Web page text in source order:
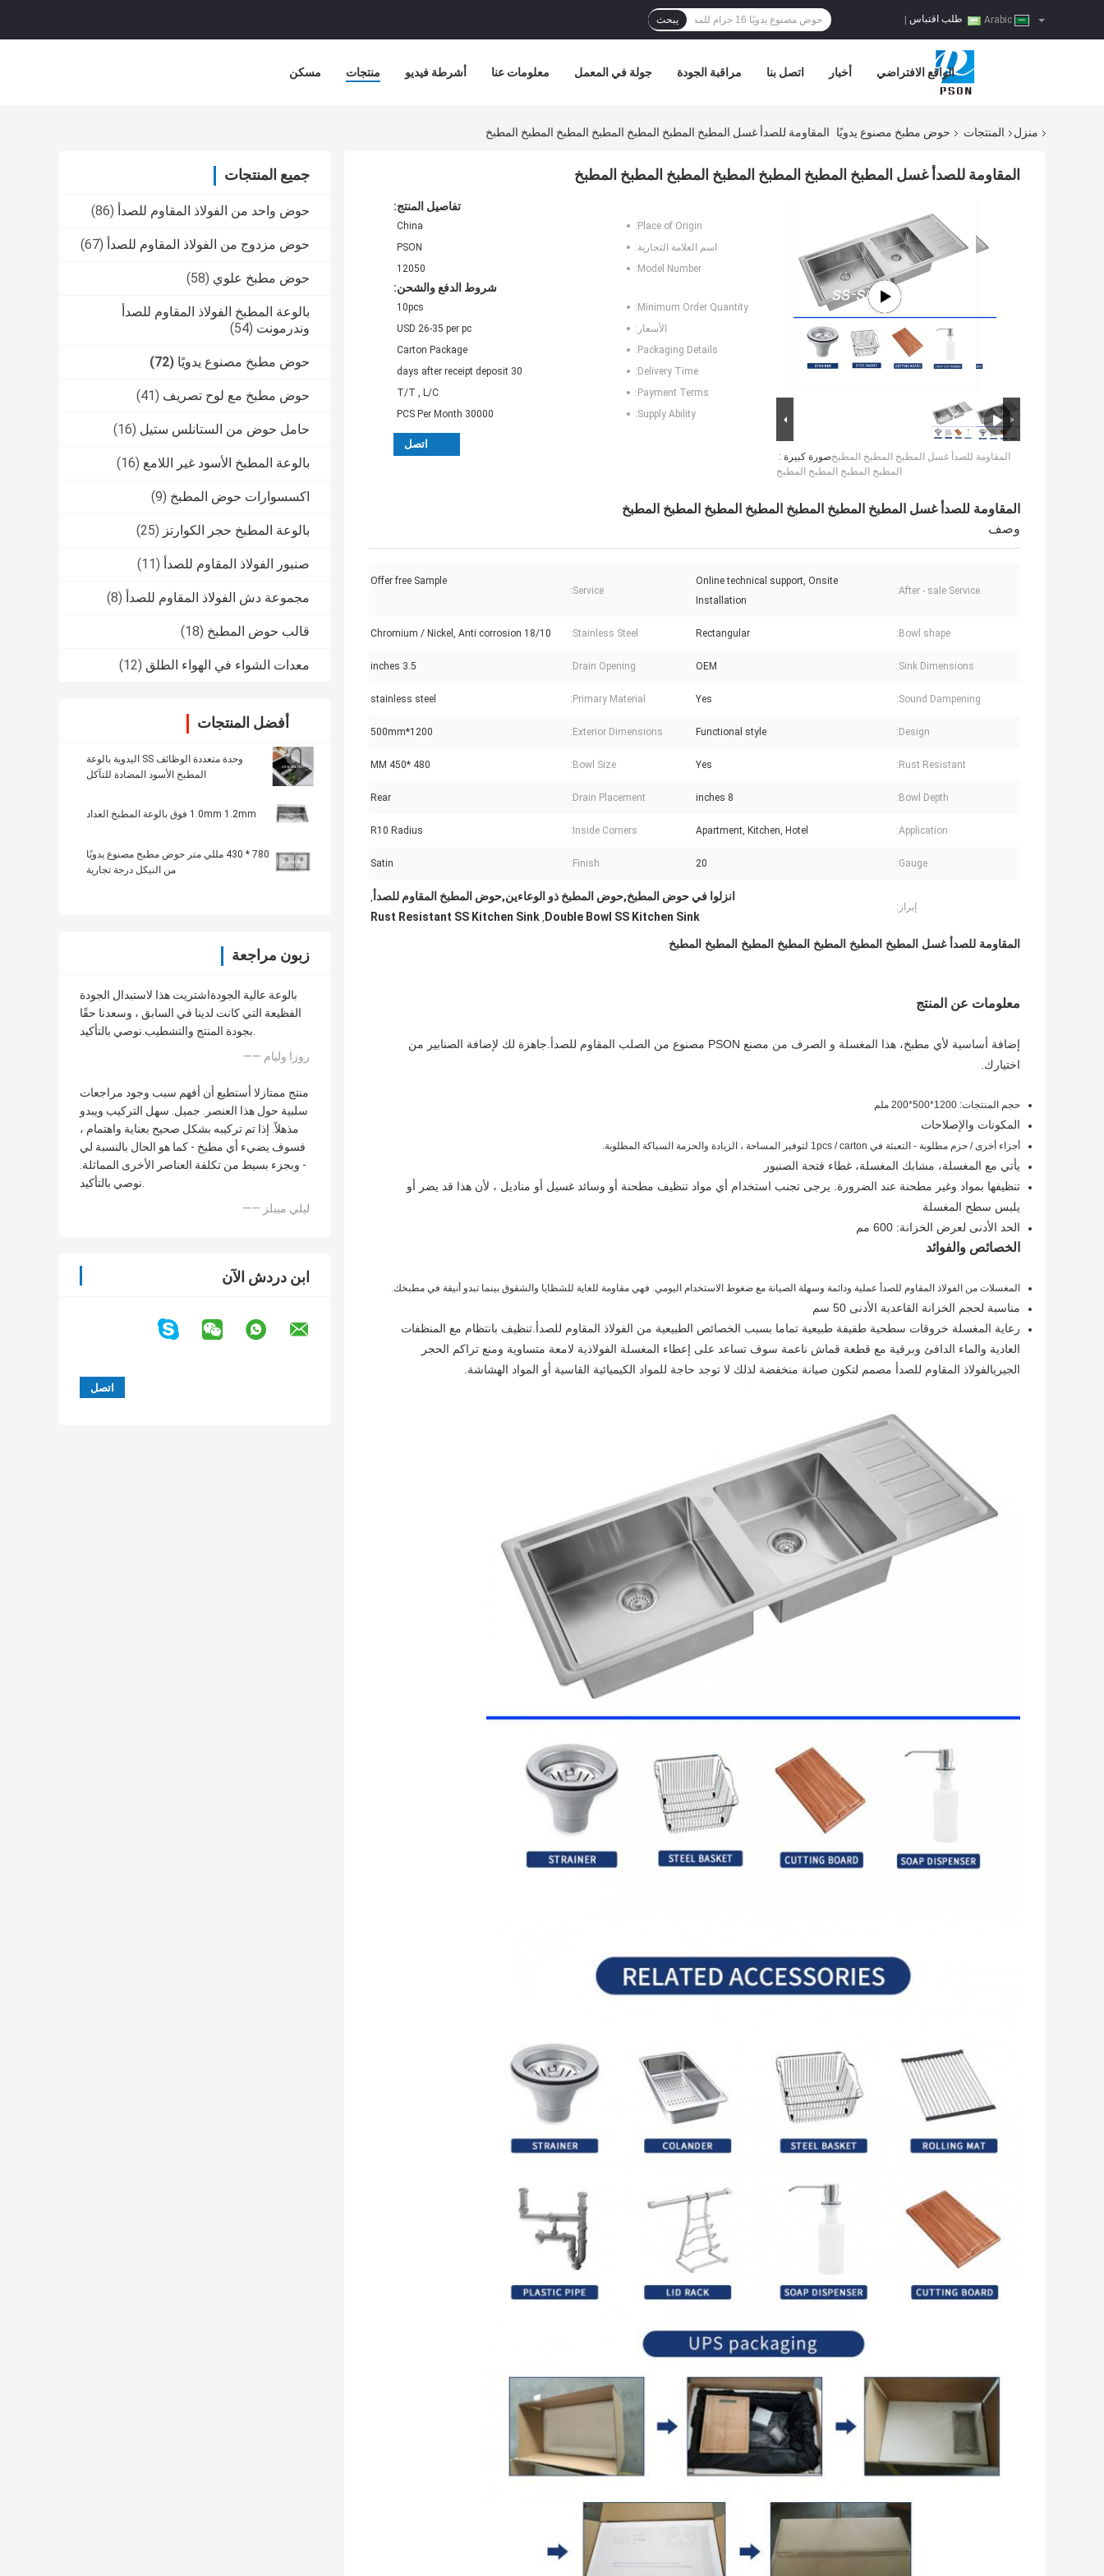
طلب اقتباس يبحث
مسكن منتجات أشرطة فيديو معلومات عنا جولة في المعمل مراقبة الجودة اتصل بنا أخبار الواقع الافتراضي
منزل المنتجات حوض مطبخ مصنوع يدويًا المقاومة للصدأ غسل المطبخ المطبخ المطبخ المطبخ المطبخ المطبخ المطبخ
جميع المنتجات
حوض واحد من الفولاذ المقاوم للصدأ (86)
حوض مزدوج من الفولاذ المقاوم للصدأ (67)
حوض مطبخ علوي (58)
بالوعة المطبخ الفولاذ المقاوم للصدأ
وندرمونت (54)
حوض مطبخ مصنوع يدويًا (72)
حوض مطبخ مع لوح تصريف (41)
حامل حوض من الستانلس ستيل (16)
بالوعة المطبخ الأسود غير اللامع (16)
اكسسوارات حوض المطبخ (9)
بالوعة المطبخ حجر الكوارتز (25)
صنبور الفولاذ المقاوم للصدأ (11)
مجموعة دش الفولاذ المقاوم للصدأ (8)
قالب حوض المطبخ (18)
معدات الشواء في الهواء الطلق (12)
أفضل المنتجات
وحدة متعددة الوظائف SS اليدوية بالوعة
المطبخ الأسود المضادة للتآكل
1.0mm 1.2mm فوق بالوعة المطبخ العداد
780 * 430 مللي متر حوض مطبخ مصنوع يدويًا
من النيكل درجة تجارية
زبون مراجعة
بالوعة عالية الجودةاشتريت هذا لاستبدال الجودة
الفظيعة التي كانت لدينا في السابق ، وسعدنا حقًا
بجودة المنتج والتشطيب.نوصي بالتأكيد.
—— روزا وليام
منتج ممتازلا أستطيع أن أفهم سبب وجود مراجعات
سلبية حول هذا العنصر. جميل. سهل التركيب ويبدو
مذهلاً. إذا تم تركيبه بشكل صحيح بعناية واهتمام ،
فسوف يضيء أي مطبخ - كما هو الحال بالنسبة لي
- وبجزء بسيط من تكلفة العناصر الأخرى المماثلة.
نوصي بالتأكيد.
—— ليلي ميبلز
ابن دردش الآن
المقاومة للصدأ غسل المطبخ المطبخ المطبخ المطبخ المطبخ المطبخ المطبخ
صورة كبيرة :المقاومة للصدأ غسل المطبخ المطبخ المطبخ
المطبخ المطبخ المطبخ المطبخ
تفاصيل المنتج:
Place of Origin:
China
اسم العلامة التجارية:
PSON
Model Number:
12050
شروط الدفع والشحن:
Minimum Order Quantity:
10pcs
الأسعار:
USD 26-35 per pc
Packaging Details:
Carton Package
Delivery Time:
30 days after receipt deposit
Payment Terms:
T/T , L/C
Supply Ability:
30000 PCS Per Month
اتصل
المقاومة للصدأ غسل المطبخ المطبخ المطبخ المطبخ المطبخ المطبخ المطبخ
وصف
After - sale Service:
Online technical support, Onsite
Installation
Service:
Offer free Sample
Bowl shape:
Rectangular
Stainless Steel:
18/10 Chromium / Nickel, Anti corrosion
Sink Dimensions:
OEM
Drain Opening:
3.5 inches
Sound Dampening:
Yes
Primary Material:
stainless steel
Design:
Functional style
Exterior Dimensions:
1200*500mm
Rust Resistant:
Yes
Bowl Size:
480 *450 MM
Bowl Depth:
8 inches
Drain Placement:
Rear
Application:
Apartment, Kitchen, Hotel
Inside Corners:
R10 Radius
Gauge:
20
Finish:
Satin
إبراز:
انزلوا في حوض المطبخ,حوض المطبخ ذو الوعاءين,حوض المطبخ المقاوم للصدأ ,
Double Bowl SS Kitchen Sink
,
Rust Resistant SS Kitchen Sink
المقاومة للصدأ غسل المطبخ المطبخ المطبخ المطبخ المطبخ المطبخ المطبخ
معلومات عن المنتج
إضافة أساسية لأي مطبخ، هذا المغسلة و الصرف من مصنع PSON مصنوع من الصلب المقاوم للصدأ.جاهزة لك لإضافة الصنابير من
اختيارك.
حجم المنتجات: 1200*500*200 ملم
المكونات والإصلاحات
أجزاء أخرى / حزم مطلوبة - التعبئة في 1pcs / carton لتوفير المساحة ، الزيادة والحزمة السباكة المطلوبة.
يأتي مع المغسلة، مشابك المغسلة، غطاء فتحة الصنبور
تنظيفها بمواد وغير مطحنة عند الضرورة. يرجى تجنب استخدام أي مواد تنظيف مطحنة أو وسائد غسيل أو مناديل ، لأن هذا قد يضر أو
يلبس سطح المغسلة
الحد الأدنى لعرض الخزانة: 600 مم
الخصائص والفوائد
المغسلات من الفولاذ المقاوم للصدأ عملية ودائمة وسهلة الصيانة مع ضغوط الاستخدام اليومي. فهي مقاومة للغاية للشظايا والشقوق بينما تبدو أنيقة في مطبخك.
مناسبة لحجم الخزانة القاعدية الأدنى 50 سم
رعاية المغسلة خروقات سطحية طفيفة طبيعية تماما بسبب الخصائص الطبيعية من الفولاذ المقاوم للصدأ.تنظيف بانتظام مع المنظفات
العادية والماء الدافئ وبرقية مع قطعة قماش ناعمة سوف تساعد على إعطاء المغسلة الفولاذية لامعة متساوية ومنع تراكم الحجر
الجيريالفولاذ المقاوم للصدأ مصمم لتكون صيانة منخفضة لذلك لا توجد حاجة للمواد الكيميائية القاسية أو المواد الهشاشة.